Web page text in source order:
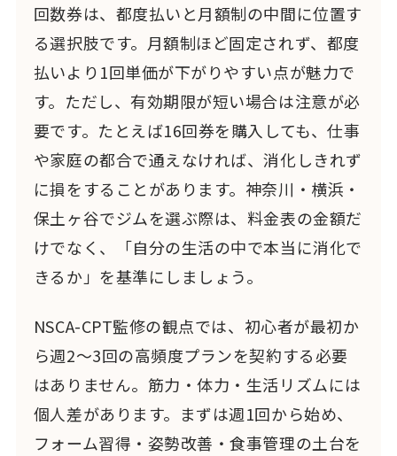
回数券は、都度払いと月額制の中間に位置す
る選択肢です。月額制ほど固定されず、都度
払いより1回単価が下がりやすい点が魅力で
す。ただし、有効期限が短い場合は注意が必
要です。たとえば16回券を購入しても、仕事
や家庭の都合で通えなければ、消化しきれず
に損をすることがあります。神奈川・横浜・
保土ヶ谷でジムを選ぶ際は、料金表の金額だ
けでなく、「自分の生活の中で本当に消化で
きるか」を基準にしましょう。
NSCA-CPT監修の観点では、初心者が最初か
ら週2〜3回の高頻度プランを契約する必要
はありません。筋力・体力・生活リズムには
個人差があります。まずは週1回から始め、
フォーム習得・姿勢改善・食事管理の土台を